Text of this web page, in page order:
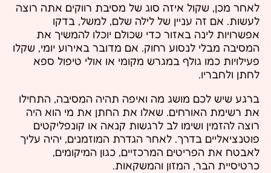
לאחר מכן, שקול איזה סוג של מסיבת רווקים אתה רוצה
לעשות. אם זה עניין של לילה שלם, למשל, בדקו
אפשרויות לינה באזור כדי שכולם יוכלו להמשיך את
המסיבה מבלי לנסוע רחוק. אם מדובר באירוע יומי, שקלו
פעילויות כמו גולף במגרש מקומי או אולי טיפול ספא
לחתן ולחבריו.
ברגע שיש לכם מושג מה ואיפה תהיה המסיבה, התחילו
את רשימת האורחים. שאלו את החתן את מי הוא היה
רוצה להזמין ושימו לב לרגשות קנאה או קונפליקטים
פוטנציאליים בדרך. לאחר הגדרת המוזמנים, יהיה עליך
לאבטח את הפריטים המרכזיים, כגון המיקומים,
כרטיסיית הבר, המזון והמשקאות.